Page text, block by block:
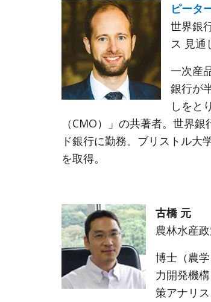
ピータ
世界銀
ス 見通
一次産
銀行が
しをと
（CMO）」の共著者。世界
ド銀行に勤務。ブリストル大
を取得。
古橋 元
農林水産
博士（農
力開発機
策アナリ